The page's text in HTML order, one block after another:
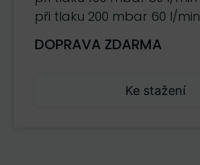
Ke stažení
při tlaku 200 mbar 60 l/min
DOPRAVA ZDARMA